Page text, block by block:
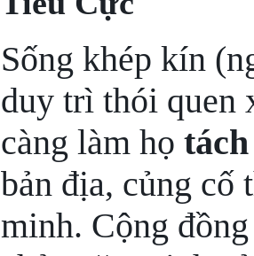
Sống khép kín
duy trì thói quen
càng làm họ
bản địa, củng cố
minh. Cộng